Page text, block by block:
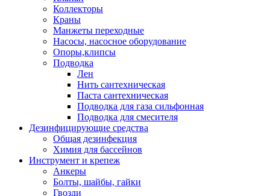
Коллекторы
Краны
Манжеты переходные
Насосы, насосное оборудование
Опоры,клипсы
Подводка
Лен
Нить сантехническая
Паста сантехническая
Подводка для газа сильфонная
Подводка для смесителя
Дезинфицирующие средства
Общая дезинфекция
Химия для бассейнов
Инструмент и крепеж
Анкеры
Болты, шайбы, гайки
Гвозди